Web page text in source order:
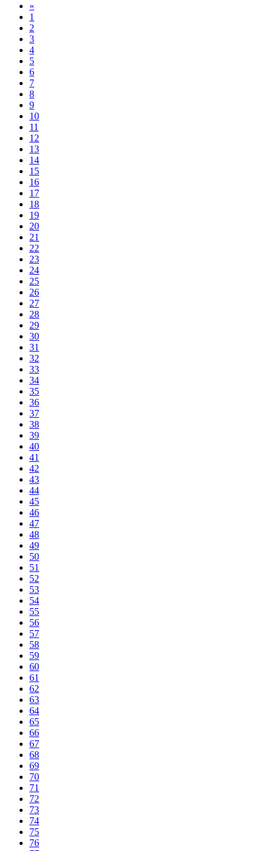
«
1
2
3
4
5
6
7
8
9
10
11
12
13
14
15
16
17
18
19
20
21
22
23
24
25
26
27
28
29
30
31
32
33
34
35
36
37
38
39
40
41
42
43
44
45
46
47
48
49
50
51
52
53
54
55
56
57
58
59
60
61
62
63
64
65
66
67
68
69
70
71
72
73
74
75
76